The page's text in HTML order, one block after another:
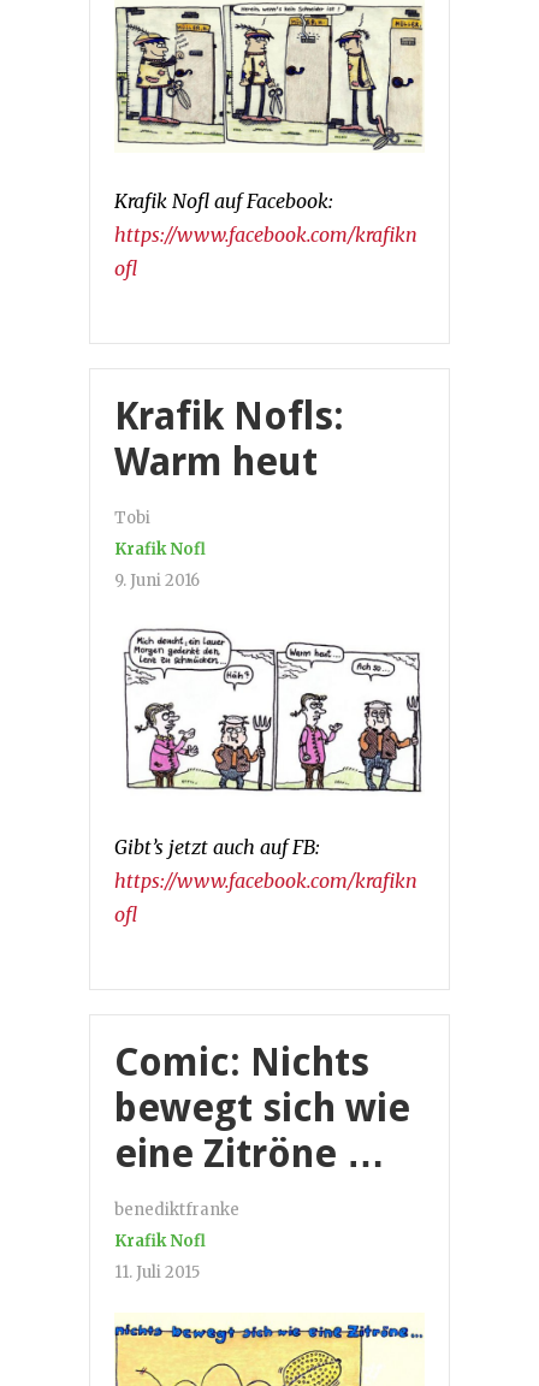
Krafik Nofl auf Facebook:
https://www.facebook.com/krafikn
ofl
Krafik Nofls:
Warm heut
Tobi
Krafik Nofl
9. Juni 2016
Gibt’s jetzt auch auf FB:
https://www.facebook.com/krafikn
ofl
Comic: Nichts
bewegt sich wie
eine Zitröne …
benediktfranke
Krafik Nofl
11. Juli 2015